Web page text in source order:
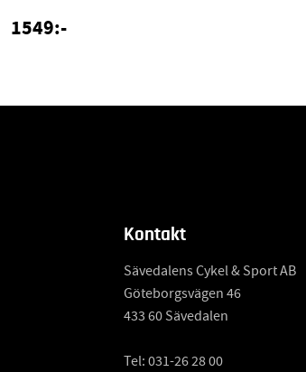
1549:-
Kontakt
Sävedalens Cykel & Sport AB
Göteborgsvägen 46
433 60 Sävedalen
Tel:031-26 28 00